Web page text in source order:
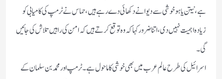
ہے، نیتن یاہو خوشی سے دیوانے دکھائی دے رہے ہیں، حماس نے ٹرمپ کی کامیابی کو
زیادہ اہمیت نہیں دی، اتنا ضرور کہاکہ وہ توقع کرتے ہیں کہ امن کی راہیں تلاش کی جائیں
گی۔
اسرائیل کی طرح عالم عرب میں بھی خوشی کا ماحول ہے۔ ٹرمپ اور محمد بن سلمان کے